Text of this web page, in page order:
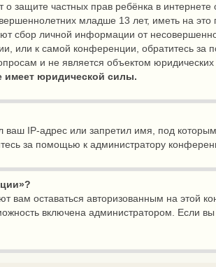
о защите частных прав ребёнка в
младше 13 лет, иметь на
сбор личной информации от
или к самой конференции, обратитесь
и не является объектом
имеет юридической силы.
IP-адрес или запретил имя, под
за помощью к администратору
вам оставаться авторизованным на этой
включена администратором. Если